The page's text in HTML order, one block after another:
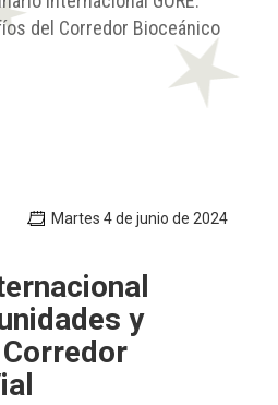
del Corredor Bioceánico
Martes 4 de junio de 2024
y